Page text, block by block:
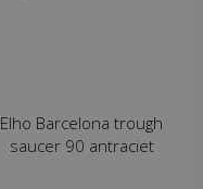
Elho Barcelona trough
saucer 90 antraciet